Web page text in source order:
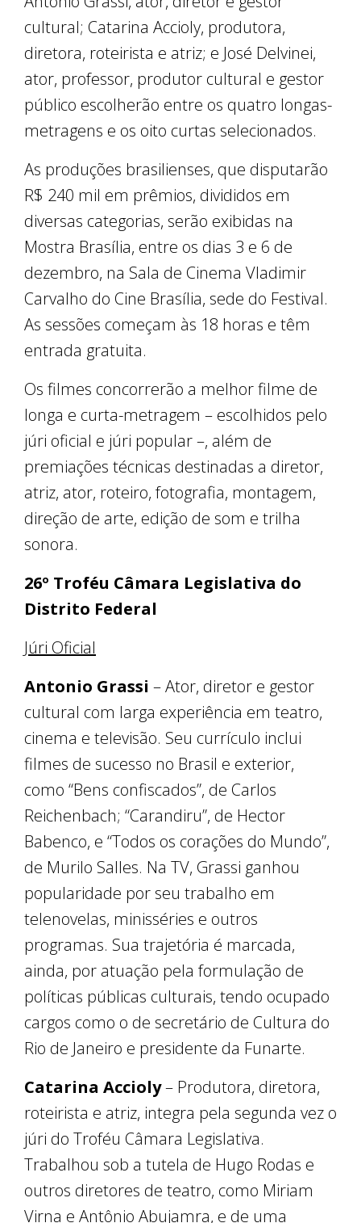
cultural; Catarina Accioly, produtora,
diretora, roteirista e atriz; e José Delvinei,
ator, professor, produtor cultural e gestor
público escolherão entre os quatro longas-
metragens e os oito curtas selecionados.
As produções brasilienses, que disputarão
R$ 240 mil em prêmios, divididos em
diversas categorias, serão exibidas na
Mostra Brasília, entre os dias 3 e 6 de
dezembro, na Sala de Cinema Vladimir
Carvalho do Cine Brasília, sede do Festival.
As sessões começam às 18 horas e têm
entrada gratuita.
Os filmes concorrerão a melhor filme de
longa e curta-metragem – escolhidos pelo
júri oficial e júri popular –, além de
premiações técnicas destinadas a diretor,
atriz, ator, roteiro, fotografia, montagem,
direção de arte, edição de som e trilha
sonora.
26º Troféu Câmara Legislativa do
Distrito Federal
Júri Oficial
Antonio Grassi – Ator, diretor e gestor
cultural com larga experiência em teatro,
cinema e televisão. Seu currículo inclui
filmes de sucesso no Brasil e exterior,
como “Bens confiscados”, de Carlos
Reichenbach; “Carandiru”, de Hector
Babenco, e “Todos os corações do Mundo”,
de Murilo Salles. Na TV, Grassi ganhou
popularidade por seu trabalho em
telenovelas, minisséries e outros
programas. Sua trajetória é marcada,
ainda, por atuação pela formulação de
políticas públicas culturais, tendo ocupado
cargos como o de secretário de Cultura do
Rio de Janeiro e presidente da Funarte.
Catarina Accioly– Produtora, diretora,
roteirista e atriz, integra pela segunda vez o
júri do Troféu Câmara Legislativa.
Trabalhou sob a tutela de Hugo Rodas e
outros diretores de teatro, como Miriam
Virna e Antônio Abujamra, e de uma